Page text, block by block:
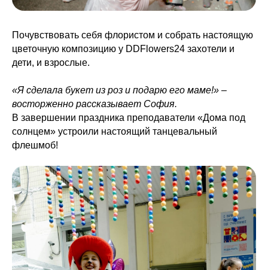
Почувствовать себя флористом и собрать настоящую
цветочную композицию у DDFlowers24 захотели и
дети, и взрослые.
«Я сделала букет из роз и подарю его маме!» –
восторженно рассказывает София.
В завершении праздника преподаватели «Дома под
солнцем» устроили настоящий танцевальный
флешмоб!